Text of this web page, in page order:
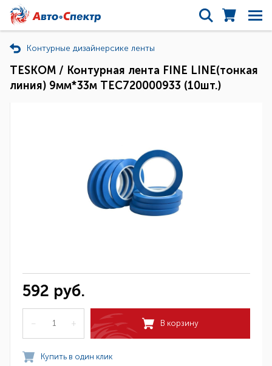
Контурные дизайнерсике ленты
TESKOM / Контурная лента FINE LINE(тонкая
линия) 9мм*33м ТЕС720000933 (10шт.)
592 руб.
– + В корзину
Купить в один клик